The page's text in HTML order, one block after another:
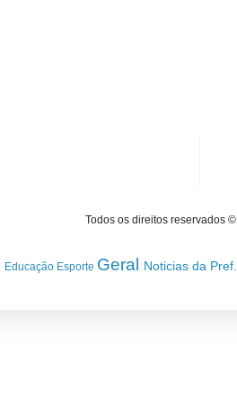
Todos os direitos reservados
Educação Esporte Geral Noticias da